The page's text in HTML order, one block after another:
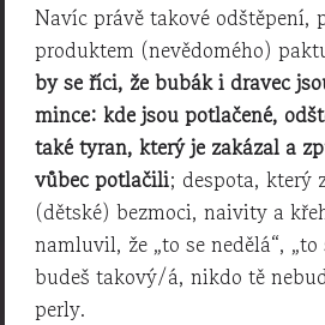
Navíc právě takové odštěpení,
produktem (nevědomého)
by se říci, že bubák i dravec
mince: kde jsou potlačené,
také tyran, který je zakázal a
vůbec potlačili; despota, který
(dětské) bezmoci, naivity a
namluvil, že „to se nedělá“,
budeš takový/á, nikdo tě
perly.